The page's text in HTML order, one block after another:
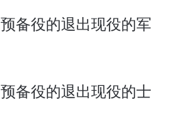
备役的退出现役的军
备役的退出现役的士